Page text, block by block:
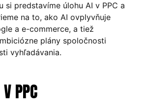
si predstavíme úlohu AI v PPC a
na to, ako AI ovplyvňuje
a e-commerce, a tiež
plány spoločnosti
vyhľadávania.
PPC